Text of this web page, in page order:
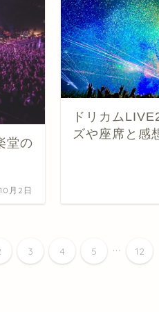
堂の
月2日
ドリカム
ズや座席と感
3 4 5 ... 12